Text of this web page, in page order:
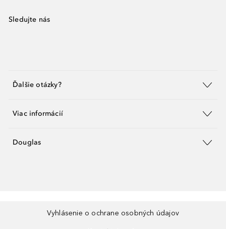
Sledujte nás
Ďalšie otázky?
Viac informácií
Douglas
Vyhlásenie o ochrane osobných údajov